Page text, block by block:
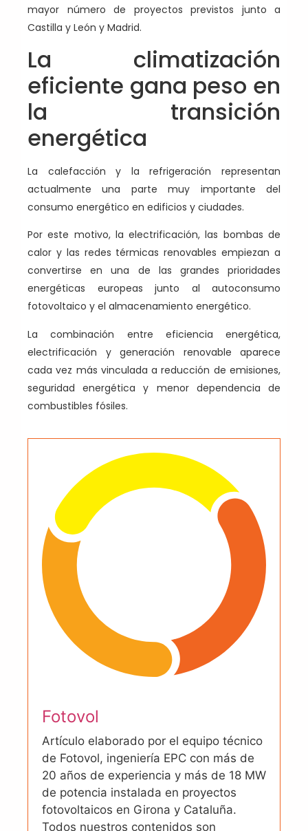
mayor número de proyectos previstos junto a
Castilla y León y Madrid.
La climatización
eficiente gana peso en
la transición
energética
La calefacción y la refrigeración representan
actualmente una parte muy importante del
consumo energético en edificios y ciudades.
Por este motivo, la electrificación, las bombas de
calor y las redes térmicas renovables empiezan a
convertirse en una de las grandes prioridades
energéticas europeas junto al autoconsumo
fotovoltaico y el almacenamiento energético.
La combinación entre eficiencia energética,
electrificación y generación renovable aparece
cada vez más vinculada a reducción de emisiones,
seguridad energética y menor dependencia de
combustibles fósiles.
Fotovol
Artículo elaborado por el equipo técnico
de Fotovol, ingeniería EPC con más de
20 años de experiencia y más de 18 MW
de potencia instalada en proyectos
fotovoltaicos en Girona y Cataluña.
Todos nuestros contenidos son